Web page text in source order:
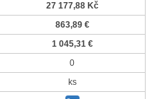
27 177,88 Kč
863,89 €
1 045,31 €
0
ks